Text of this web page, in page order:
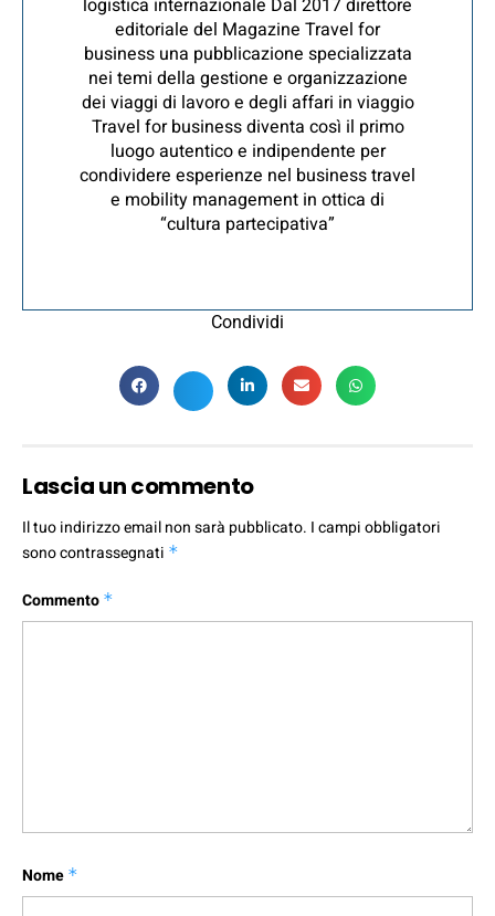
editoriale del Magazine Travel for
business una pubblicazione specializzata
nei temi della gestione e organizzazione
dei viaggi di lavoro e degli affari in viaggio
Travel for business diventa così il primo
luogo autentico e indipendente per
condividere esperienze nel business travel
e mobility management in ottica di
“cultura partecipativa”
Condividi
Lascia un commento
Il tuo indirizzo email non sarà pubblicato. I campi obbligatori
sono contrassegnati *
Commento *
Nome *